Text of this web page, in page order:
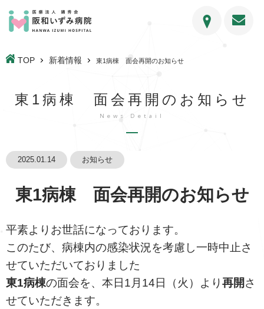
TOP 新着情報 東1病棟 面会再開のお知らせ
東1病棟 面会再開のお知らせ
News Detail
2025.01.14 お知らせ
東1病棟 面会再開のお知らせ
平素よりお世話になっております。
このたび、病棟内の感染状況を考慮し一時中止さ
せていただいておりました
東1病棟の面会を、本日1月14日（火）より再開さ
せていただきます。